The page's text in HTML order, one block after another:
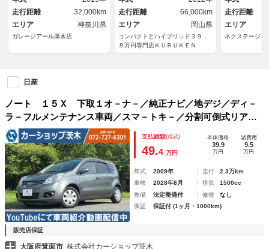
走行距離
32,000km
エリア
神奈川県
ガレージアール厚木店
ーフレザーシート ＥＴＣ
走行距離
66,000km
エリア
岡山県
コンパクトとハイブリッド３９．
８万円専門店ＫＵＲＵＫＥＮ
キ コーナー
走行距離
エリア
ネクステージ
日産
ノート １５Ｘ 下取１オ－ナ－／純正ナビ／地デジ／ディ－
ラ－フルメンテナンス車両／スマ－トキ－／分割可倒式リアシ
－ト／屋根付車庫保管／禁煙車／プライバシーガラス／ブラッ
クジャージ起毛シート／運転席シートリフター付
支払総額(税込)
49.4 万円
本体価格
39.9
万円
諸費用
9.5
万円
年式 2009年 走行
2.3万km
車検
2028年8月 排気
1500cc
整備
法定整備付 修復
なし
保証
保証付 (1ヶ月・1000km)
販売店保証
大阪府箕面市 株式会社カーショップ茨木